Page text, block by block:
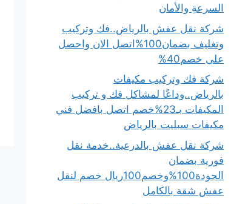
السرعةِ والأمان
شركة نقل عفش بالرياض..فك وتركيب
وتغليف بضمان100%اتصل الان واحصل
على خصم40%
شركة فك وتركيب مكيفات
بالرياض..وداعًا لمشاكل فك و تركيب
المكيفات بـ23%خصم اتصل بافضل فني
مكيفات سبليت بالرياض
شركة نقل عفش بالدرعية..خدمة نقل
فورية بضمان
الجودة100%وخصم100ريال خصم لنقل
عفش شقة بالكامل